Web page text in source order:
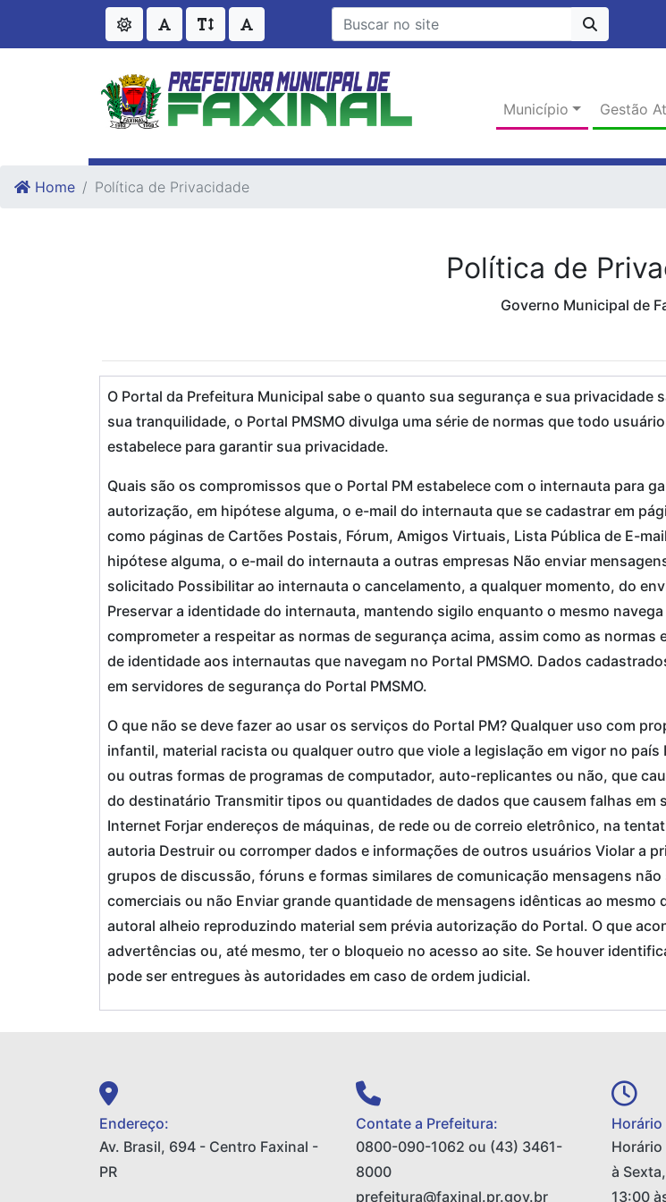
Ir para o conteudo
Ir para o fim do conteudo
Município Gestão
Home Política de Privacidade
Política de
Governo Municipal de
O Portal da Prefeitura Municipal sabe o quanto sua segurança e sua
sua tranquilidade, o Portal PMSMO divulga uma série de normas que todo
estabelece para garantir sua privacidade.
Quais são os compromissos que o Portal PM estabelece com o internauta para
autorização, em hipótese alguma, o e-mail do internauta que se cadastrar em
como páginas de Cartões Postais, Fórum, Amigos Virtuais, Lista Pública de E-
hipótese alguma, o e-mail do internauta a outras empresas Não enviar
solicitado Possibilitar ao internauta o cancelamento, a qualquer momento, do
Preservar a identidade do internauta, mantendo sigilo enquanto o mesmo
comprometer a respeitar as normas de segurança acima, assim como as
de identidade aos internautas que navegam no Portal PMSMO. Dados
em servidores de segurança do Portal PMSMO.
O que não se deve fazer ao usar os serviços do Portal PM? Qualquer uso com
infantil, material racista ou qualquer outro que viole a legislação em vigor no
ou outras formas de programas de computador, auto-replicantes ou não, que
do destinatário Transmitir tipos ou quantidades de dados que causem falhas em
Internet Forjar endereços de máquinas, de rede ou de correio eletrônico, na
autoria Destruir ou corromper dados e informações de outros usuários Violar a
grupos de discussão, fóruns e formas similares de comunicação mensagens
comerciais ou não Enviar grande quantidade de mensagens idênticas ao
autoral alheio reproduzindo material sem prévia autorização do Portal. O que
advertências ou, até mesmo, ter o bloqueio no acesso ao site. Se houver
pode ser entregues às autoridades em caso de ordem judicial.
Endereço:
Av. Brasil, 694 - Centro Faxinal -
PR
Contate a Prefeitura:
0800-090-1062 ou (43) 3461-
8000
prefeitura@faxinal.pr.gov.br
à
13:00